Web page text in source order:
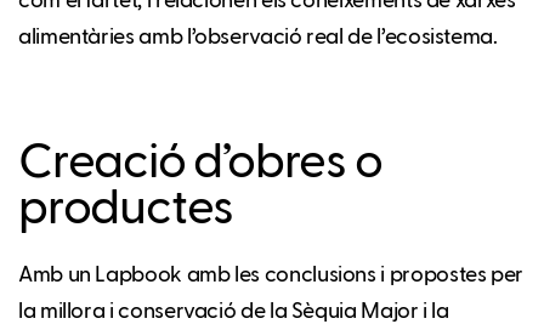
alimentàries amb l’observació real de l’ecosistema.
Creació d’obres o
productes
Amb un Lapbook amb les conclusions i propostes per
la millora i conservació de la Sèquia Major i la